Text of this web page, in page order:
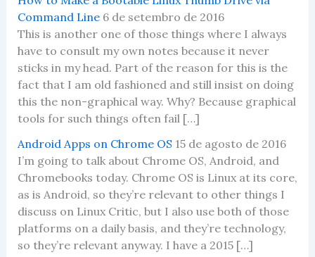
Command Line 6 de setembro de 2016
This is another one of those things where I always
have to consult my own notes because it never
sticks in my head. Part of the reason for this is the
fact that I am old fashioned and still insist on doing
this the non-graphical way. Why? Because graphical
tools for such things often fail […]
Android Apps on Chrome OS 15 de agosto de 2016
I’m going to talk about Chrome OS, Android, and
Chromebooks today. Chrome OS is Linux at its core,
as is Android, so they’re relevant to other things I
discuss on Linux Critic, but I also use both of those
platforms on a daily basis, and they’re technology,
so they’re relevant anyway. I have a 2015 […]